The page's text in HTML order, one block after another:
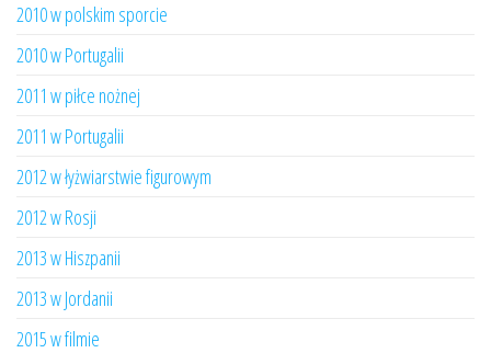
2010 w polskim sporcie
2010 w Portugalii
2011 w piłce nożnej
2011 w Portugalii
2012 w łyżwiarstwie figurowym
2012 w Rosji
2013 w Hiszpanii
2013 w Jordanii
2015 w filmie